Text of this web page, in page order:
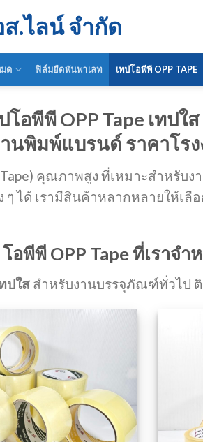
ส.ไลน์ จำกัด
ด ฟิล์มยืดพันพาเลท เทปโอพีพี OPP TAPE
โอพีพี OPP Tape เทป
พิมพ์แบรนด์ ราคาโรง
คุณภาพสูง ที่เหมาะสำหรับ
ๆ ได้ เรามีสินค้าหลากหลายให้เ
อพีพี OPP Tape ที่เราจำ
ปใส สำหรับงานบรรจุภัณฑ์ทั่วไป